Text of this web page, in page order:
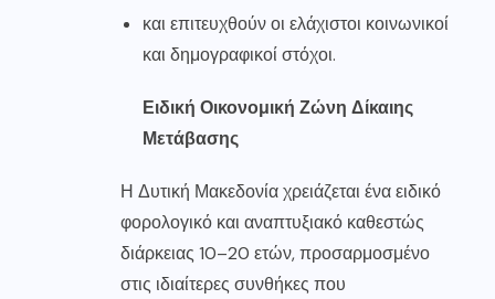
και επιτευχθούν οι ελάχιστοι κοινωνικοί
και δημογραφικοί στόχοι.
Ειδική Οικονομική Ζώνη Δίκαιης
Μετάβασης
Η Δυτική Μακεδονία χρειάζεται ένα ειδικό
φορολογικό και αναπτυξιακό καθεστώς
διάρκειας 10–20 ετών, προσαρμοσμένο
στις ιδιαίτερες συνθήκες που